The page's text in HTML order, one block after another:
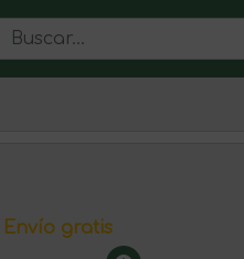
Envío gratis